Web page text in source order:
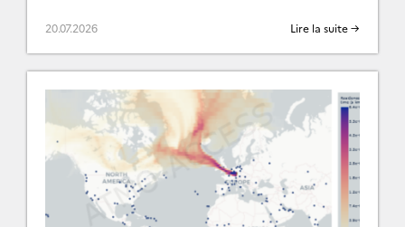
20.07.2026 Lire la suite →